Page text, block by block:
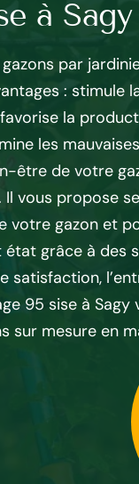
à Sagy
par
: stimule
la
les
être de votre
vous propose
votre gazon et
état grâce à des
satisfaction,
95 sise à
sur mesure en